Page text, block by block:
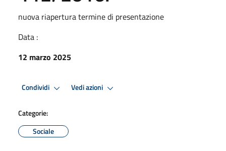
nuova riapertura termine di presentazione
Data :
12 marzo 2025
Condividi Vedi azioni
Categorie:
Sociale